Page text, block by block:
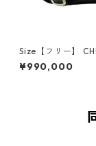
Size【フリー】
RTS クロム・ハーツ
K MINI MULTI
¥990,000